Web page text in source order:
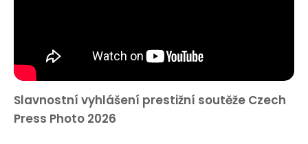
Slavnostní vyhlášení prestižní soutěže Czech
Press Photo 2026